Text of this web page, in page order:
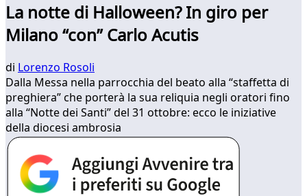
La notte di Halloween? In giro per
Milano “con” Carlo Acutis
di Lorenzo Rosoli
Dalla Messa nella parrocchia del beato alla “staffetta di
preghiera” che porterà la sua reliquia negli oratori fino
alla “Notte dei Santi” del 31 ottobre: ecco le iniziative
della diocesi ambrosia